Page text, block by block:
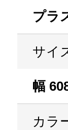
プラ
サイ
幅
カラ